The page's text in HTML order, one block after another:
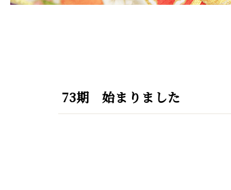
73期 始まりました